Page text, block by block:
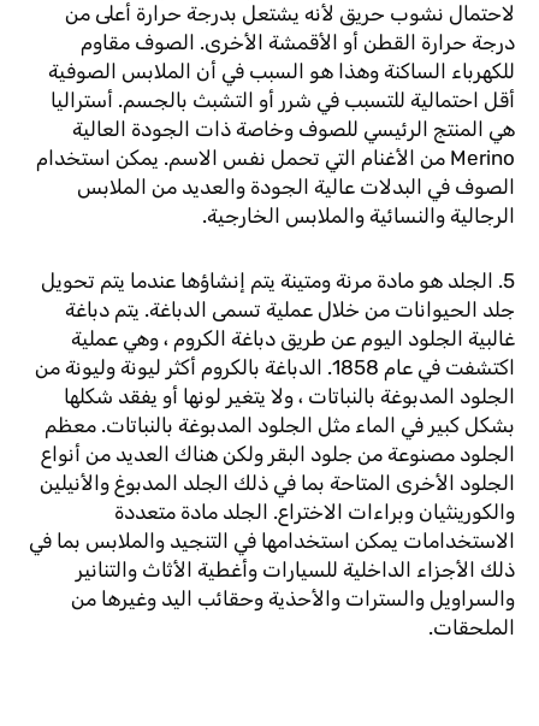
لاحتمال نشوب حريق لأنه يشتعل بدرجة حرارة أعلى من
درجة حرارة القطن أو الأقمشة الأخرى. الصوف مقاوم
للكهرباء الساكنة وهذا هو السبب في أن الملابس الصوفية
أقل احتمالية للتسبب في شرر أو التشبث بالجسم. أستراليا
هي المنتج الرئيسي للصوف وخاصة ذات الجودة العالية
Merino من الأغنام التي تحمل نفس الاسم. يمكن استخدام
الصوف في البدلات عالية الجودة والعديد من الملابس
الرجالية والنسائية والملابس الخارجية.
5. الجلد هو مادة مرنة ومتينة يتم إنشاؤها عندما يتم تحويل
جلد الحيوانات من خلال عملية تسمى الدباغة. يتم دباغة
غالبية الجلود اليوم عن طريق دباغة الكروم ، وهي عملية
اكتشفت في عام 1858. الدباغة بالكروم أكثر ليونة وليونة من
الجلود المدبوغة بالنباتات ، ولا يتغير لونها أو يفقد شكلها
بشكل كبير في الماء مثل الجلود المدبوغة بالنباتات. معظم
الجلود مصنوعة من جلود البقر ولكن هناك العديد من أنواع
الجلود الأخرى المتاحة بما في ذلك الجلد المدبوغ والأنيلين
والكورينثيان وبراءات الاختراع. الجلد مادة متعددة
الاستخدامات يمكن استخدامها في التنجيد والملابس بما في
ذلك الأجزاء الداخلية للسيارات وأغطية الأثاث والتنانير
والسراويل والسترات والأحذية وحقائب اليد وغيرها من
الملحقات.